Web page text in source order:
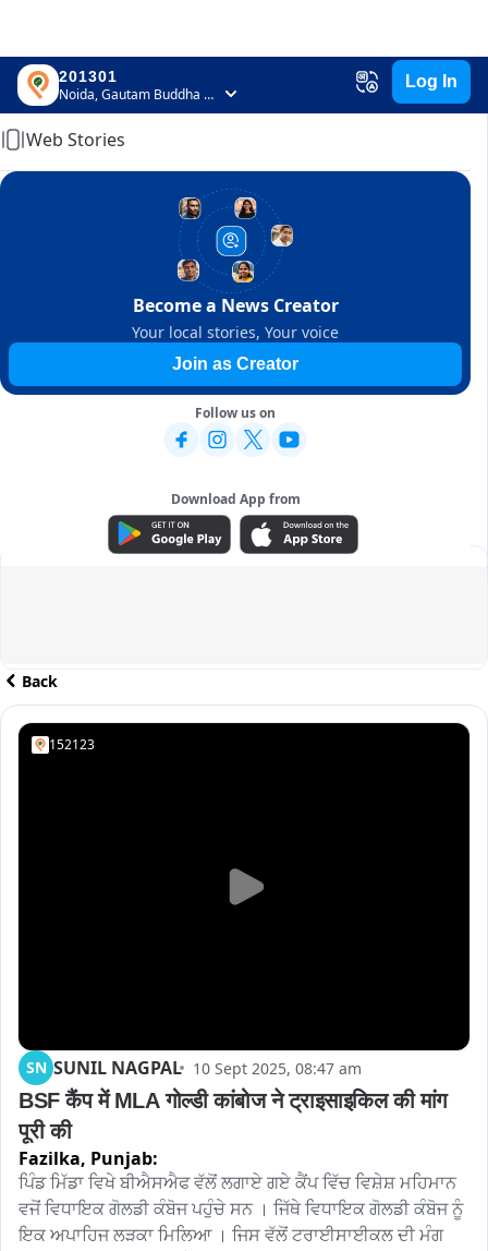
201301
Noida, Gautam Buddha Nagar, Uttar Pradesh
Log In
Home
Web Stories
Become a News Creator
Your local stories, Your voice
Join as Creator
Follow us on
Download App from
ADVERTISEMENT
Back
152123
SN SUNIL NAGPAL 10 Sept 2025, 08:47 am
BSF कैंप में MLA गोल्डी कांबोज ने ट्राइसाइकिल की मांग
पूरी की
Fazilka, Punjab:
ਪਿੰਡ ਮਿੱਡਾ ਵਿਖੇ ਬੀਐਸਐਫ ਵੱਲੋਂ ਲਗਾਏ ਗਏ ਕੈਂਪ ਵਿੱਚ ਵਿਸ਼ੇਸ਼ ਮਹਿਮਾਨ
ਵਜੋਂ ਵਿਧਾਇਕ ਗੋਲਡੀ ਕੰਬੋਜ ਪਹੁੰਚੇ ਸਨ । ਜਿੱਥੇ ਵਿਧਾਇਕ ਗੋਲਡੀ ਕੰਬੋਜ ਨੂੰ
ਇਕ ਅਪਾਹਿਜ ਲੜਕਾ ਮਿਲਿਆ । ਜਿਸ ਵੱਲੋਂ ਟਰਾਈਸਾਈਕਲ ਦੀ ਮੰਗ